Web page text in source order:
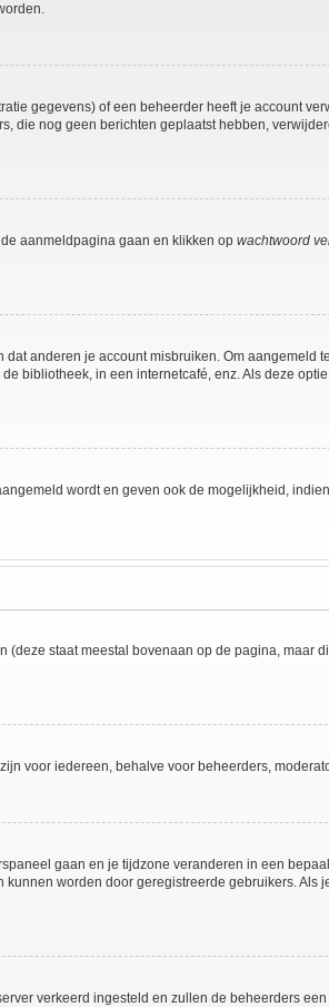
gegevens) of een beheerder heeft je account
die nog geen berichten geplaatst hebben,
aanmeldpagina gaan en klikken op wachtwoord
anderen je account misbruiken. Om aangemeld
bibliotheek, in een internetcafé, enz. Als deze
wordt en geven ook de mogelijkheid,
(deze staat meestal bovenaan op de pagina, maar
voor iedereen, behalve voor beheerders,
gaan en je tijdzone veranderen in een
worden door geregistreerde gebruikers. Als
verkeerd ingesteld en zullen de beheerders